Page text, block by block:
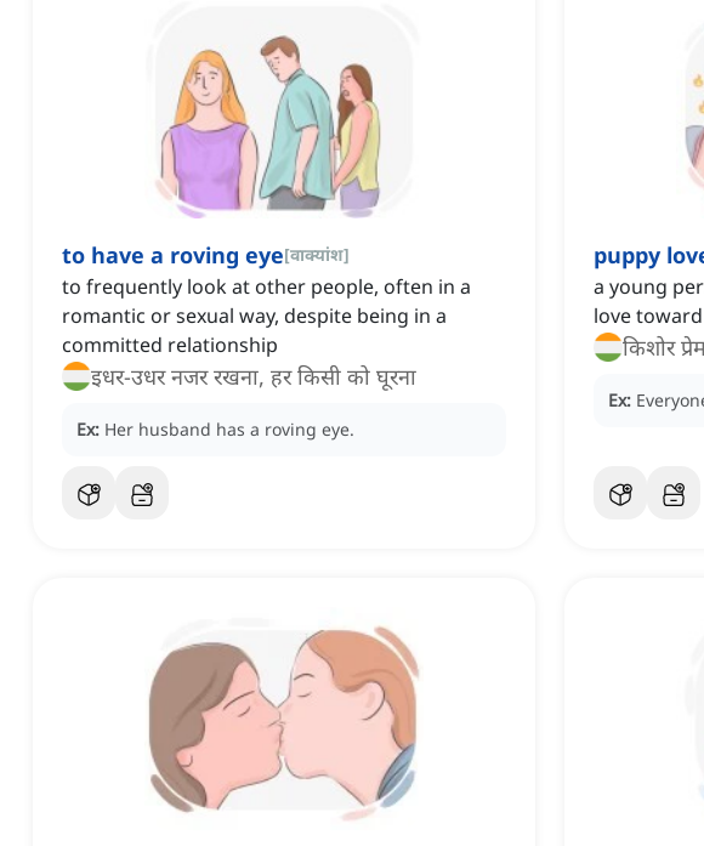
to have a roving eye[वाक्यांश]
to frequently look at other people, often in a
romantic or sexual way, despite being in a
committed relationship
इधर-उधर नजर रखना, हर किसी को घूरना
Ex: Her husband has a roving eye.
puppy
a young
love
किशोर
Ex: